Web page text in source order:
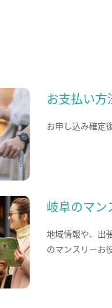
お支払い方
お申し込み確定
岐阜のマン
地域情報や、出
のマンスリーお